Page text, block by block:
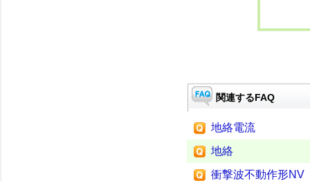
関連するFAQ
地絡電流
地絡
衝撃波不動作形NV